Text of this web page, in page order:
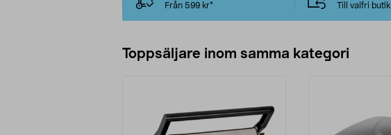
Från 599 kr*
Till valfri butik
Toppsäljare inom samma kategori